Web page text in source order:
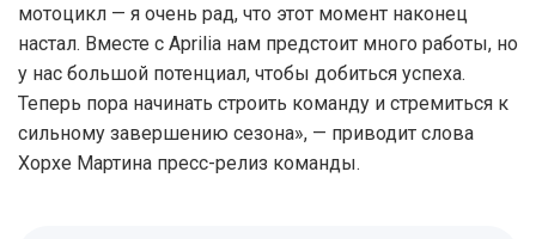
мотоцикл — я очень рад, что этот момент наконец
настал. Вместе с Aprilia нам предстоит много работы, но
у нас большой потенциал, чтобы добиться успеха.
Теперь пора начинать строить команду и стремиться к
сильному завершению сезона», — приводит слова
Хорхе Мартина пресс-релиз команды.